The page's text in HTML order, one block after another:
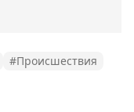
#Происшествия